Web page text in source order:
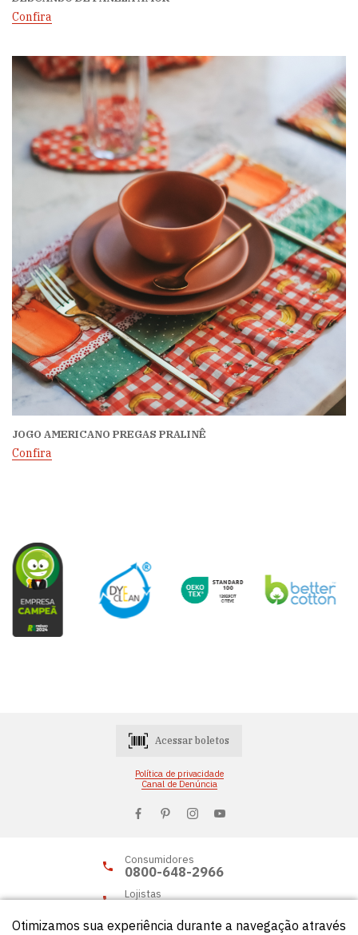
Confira
JOGO AMERICANO PREGAS PRALINÊ
Confira
Acessar boletos
Política de privacidade
Canal de Denúncia
Consumidores
0800-648-2966
Lojistas
Otimizamos sua experiência durante a navegação através